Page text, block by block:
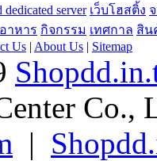
dedicated server เว็บโฮสติ้ง
าหาร กิจกรรม เทศกาล สิน
Us | About Us | Sitemap
Co.,
|